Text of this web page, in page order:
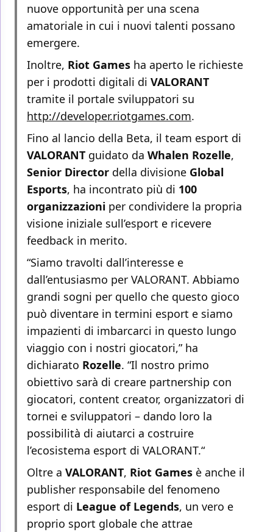
nuove opportunità per una scena
amatoriale in cui i nuovi talenti possano
emergere.
Inoltre, Riot Games ha aperto le richieste
per i prodotti digitali di VALORANT
tramite il portale sviluppatori su
http://developer.riotgames.com.
Fino al lancio della Beta, il team esport di
VALORANT guidato da Whalen Rozelle,
Senior Director della divisione Global
Esports, ha incontrato più di 100
organizzazioni per condividere la propria
visione iniziale sull’esport e ricevere
feedback in merito.
“Siamo travolti dall’interesse e
dall’entusiasmo per VALORANT. Abbiamo
grandi sogni per quello che questo gioco
può diventare in termini esport e siamo
impazienti di imbarcarci in questo lungo
viaggio con i nostri giocatori,” ha
dichiarato Rozelle. “Il nostro primo
obiettivo sarà di creare partnership con
giocatori, content creator, organizzatori di
tornei e sviluppatori – dando loro la
possibilità di aiutarci a costruire
l’ecosistema esport di VALORANT.“
Oltre a VALORANT, Riot Games è anche il
publisher responsabile del fenomeno
esport di League of Legends, un vero e
proprio sport globale che attrae